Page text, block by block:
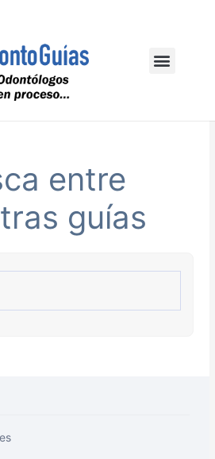
Menu
entre
guías